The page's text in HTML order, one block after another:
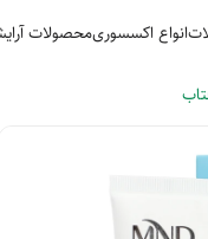
انواع اکسسوریمحصولات